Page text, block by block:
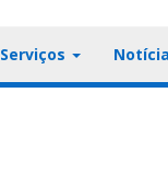
Serviços